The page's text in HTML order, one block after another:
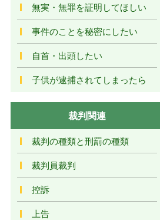
無実・無罪を証明してほしい
事件のことを秘密にしたい
自首・出頭したい
子供が逮捕されてしまったら
裁判関連
裁判の種類と刑罰の種類
裁判員裁判
控訴
上告